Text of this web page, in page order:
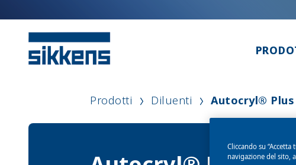
Prodotti Diluenti Autocryl® Plus
Cliccando su
navigazione del sito,